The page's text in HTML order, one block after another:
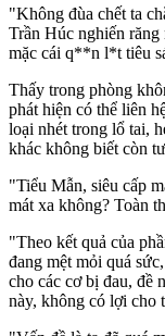
"Không đùa chết ta
Trần Húc nghiến
mặc cái q**n l*t tiêu
Thấy trong phòng
phát hiện có thể liên
loại nhét trong lổ tai,
khác không biết còn
"Tiểu Mẫn, siêu cấp
mát xa không? Toàn
"Theo kết quả của
đang mệt mỏi quá
cho các cơ bị đau, đề
này, không có lợi cho